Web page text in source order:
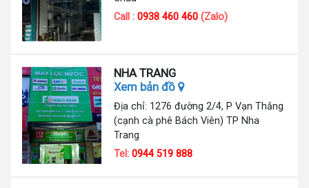
Call :0938 460 460 (Zalo)
NHA TRANG
Xem bản đồ
Địa chỉ: 1276 đường 2/4, P Vạn Thắng
(cạnh cà phê Bách Viên) TP Nha
Trang
Tel:0944 519 888